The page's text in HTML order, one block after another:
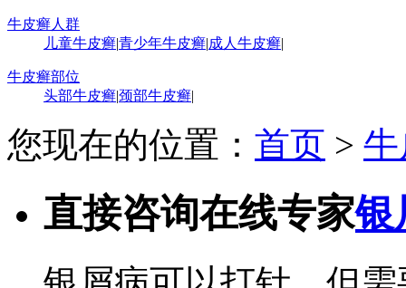
牛皮癣人群
儿童牛皮癣|青少年牛皮癣|成人牛皮癣|
牛皮癣部位
头部牛皮癣|颈部牛皮癣|
您现在的位置： 首页 >
直接咨询在线专家银